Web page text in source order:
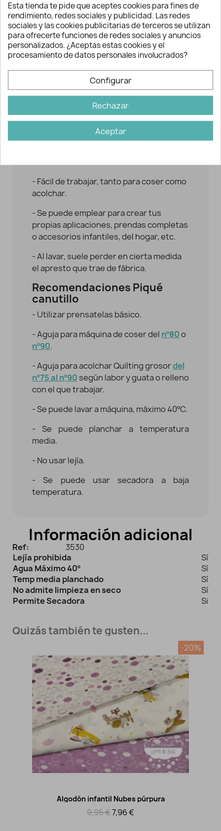
estampados, coordinables entre sí,
aportan esa delicadeza y ternura a las
prendas o complementos infantiles. Muy
empleado para regalos de canastilla:
baberos, cambiadores, arrullos, colchas,
etc. que se suelen combinar con
diferentes tejidos como felpas, waffle,
plastificados, etc.
Características piqué
- Textura con un relieve que hace líneas.
- Fácil de trabajar, tanto para coser como
acolchar.
- Se puede emplear para crear tus
propias aplicaciones, prendas completas
o accesorios infantiles, del hogar, etc.
- Al lavar, suele perder en cierta medida
el apresto que trae de fábrica.
Recomendaciones Piqué
canutillo
- Utilizar prensatelas básico.
- Aguja para máquina de coser del nº80o
nº90.
- Aguja para acolchar Quilting grosordel
nº75 al nº90 según labor y guata o relleno
con el que trabajar.
- Se puede lavar a máquina, máximo 40ºC.
- Se puede planchar a temperatura
media.
- No usar lejía.
- Se puede usar secadora a baja
temperatura.
Información adicional
Ref:
3530
Lejía prohibida
Sí
Agua Máximo 40º
Sí
Temp media planchado
Sí
No admite limpieza en seco
Sí
Permite Secadora
Si
Quizás también te gusten...
Vista rápida
-20%
Algodón infantil Nubes púrpura
9,95 €7,96 €
Esta tienda te pide que aceptes cookies para fines de
rendimiento, redes sociales y publicidad. Las redes
sociales y las cookies publicitarias de terceros se utilizan
para ofrecerte funciones de redes sociales y anuncios
personalizados. ¿Aceptas estas cookies y el
procesamiento de datos personales involucrados?
Configurar
Rechazar
Aceptar